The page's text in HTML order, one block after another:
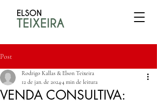
Post
VENDA CONSULTIVA:
Rodrigo Kallas & Elson Teixeira
12 de jan. de 20244 min de leitura